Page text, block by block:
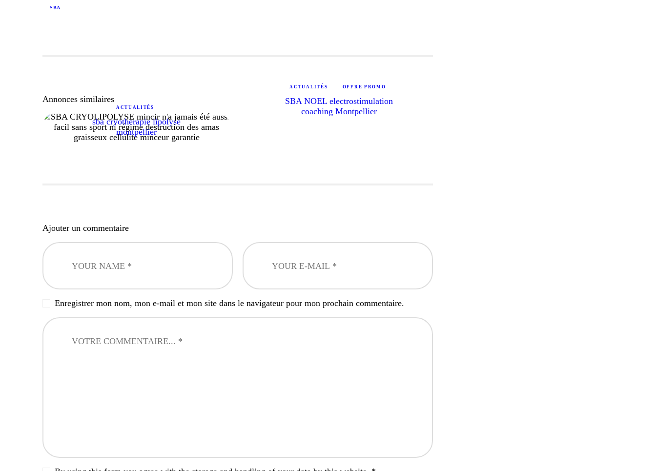
SBA
Annonces similaires
ACTUALITÉS
sba cryotherapie lipolyse
montpellier
ACTUALITÉS OFFRE PROMO
SBA NOEL electrostimulation
coaching Montpellier
Ajouter un commentaire
Enregistrer mon nom, mon e-mail et mon site dans le navigateur pour mon prochain commentaire.